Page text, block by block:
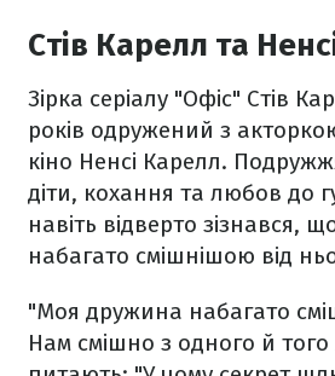
Стів Карелл та
Зірка серіалу "Офіс" Стів
років одружений з
кіно Ненсі Карелл.
діти, кохання та любов до
навіть відверто зізнався,
набагато смішнішою від
"Моя дружина набагато
Нам смішно з одного й